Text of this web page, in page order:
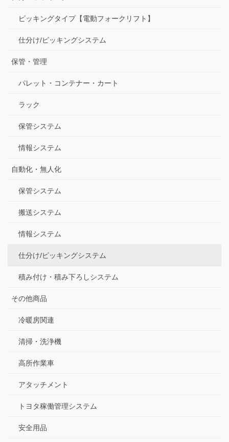
ピッキングタイプ【電動フォークリフト】
仕分け/ピッキングシステム
保管・管理
パレット・コンテナー・カート
ラック
保管システム
情報システム
自動化・無人化
保管システム
搬送システム
情報システム
仕分け/ピッキングシステム
積み付け・積み下ろしシステム
その他商品
冷暖房関連
清掃・洗浄機
高所作業車
アタッチメント
トヨタ稼働管理システム
安全用品